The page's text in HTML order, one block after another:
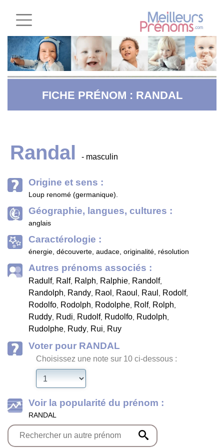
FICHE PRÉNOM : RANDAL
Randal - masculin
Origine et sens :
Loup renomé (germanique).
Géographie, langues, cultures :
anglais
Caractérologie :
énergie, découverte, audace, originalité, résolution
Autres prénoms associés :
Radulf, Ralf, Ralph, Ralphie, Randolf,
Randolph, Randy, Raol , Raoul , Raul , Rodolf,
Rodolfo, Rodolph, Rodolphe, Rolf, Rolph,
Ruddy, Rudi, Rudolf, Rudolfo, Rudolph,
Rudolphe, Rudy, Rui, Ruy
Voter pour RANDAL
Choisissez une note sur 10 ci-dessous :
Voir la popularité du prénom :
RANDAL